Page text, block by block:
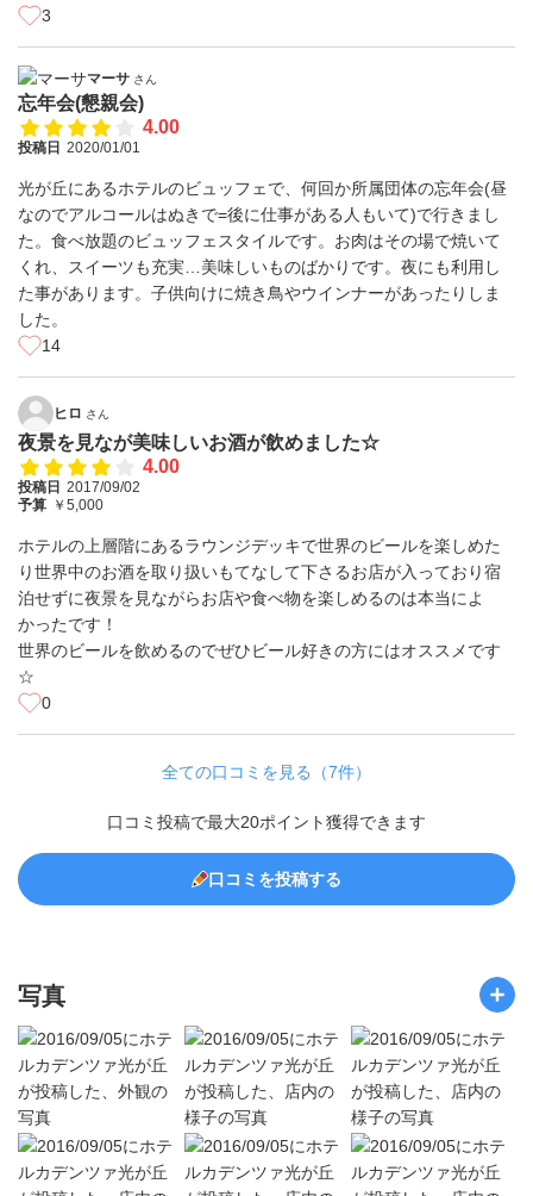
3
マーサ さん
忘年会(懇親会)
4.00
投稿日 2020/01/01
光が丘にあるホテルのビュッフェで、何回か所属団体の忘年会(昼
なのでアルコールはぬきで=後に仕事がある人もいて)で行きまし
た。食べ放題のビュッフェスタイルです。お肉はその場で焼いて
くれ、スイーツも充実…美味しいものばかりです。夜にも利用し
た事があります。子供向けに焼き鳥やウインナーがあったりしま
した。
14
ヒロ さん
夜景を見なが美味しいお酒が飲めました☆
4.00
投稿日 2017/09/02
予算 ￥5,000
ホテルの上層階にあるラウンジデッキで世界のビールを楽しめた
り世界中のお酒を取り扱いもてなして下さるお店が入っており宿
泊せずに夜景を見ながらお店や食べ物を楽しめるのは本当によ
かったです！
世界のビールを飲めるのでぜひビール好きの方にはオススメです
☆
0
全ての口コミを見る（7件）
口コミ投稿で最大20ポイント獲得できます
口コミを投稿する
写真